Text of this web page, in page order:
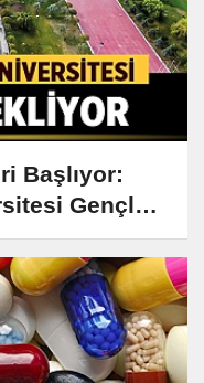
Başlıyor:
Gençleri